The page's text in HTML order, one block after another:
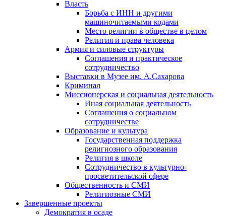
Власть
Борьба с ИНН и другими
машиночитаемыми кодами
Место религии в обществе в целом
Религия и права человека
Армия и силовые структуры
Соглашения и практическое
сотрудничество
Выставки в Музее им. А.Сахарова
Криминал
Миссионерская и социальная деятельность
Иная социальная деятельность
Соглашения о социальном
сотрудничестве
Образование и культура
Государственная поддержка
религиозного образования
Религия в школе
Сотрудничество в культурно-
просветительской сфере
Общественность и СМИ
Религиозные СМИ
Завершенные проекты
Демократия в осаде